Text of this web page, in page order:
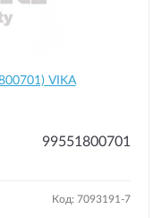
VIKA
99551800701
Код: 7093191-7